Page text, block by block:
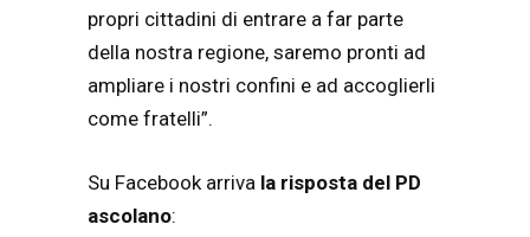
propri cittadini di entrare a far parte
della nostra regione, saremo pronti ad
ampliare i nostri confini e ad accoglierli
come fratelli”.
Su Facebook arriva la risposta del PD
ascolano: